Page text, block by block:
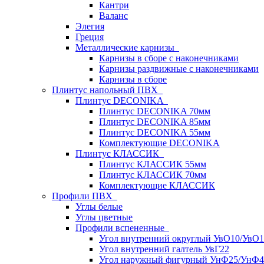
Кантри
Валанс
Элегия
Греция
Металлические карнизы
Карнизы в сборе с наконечниками
Карнизы раздвижные с наконечниками
Карнизы в сборе
Плинтус напольный ПВХ
Плинтус DECONIKA
Плинтус DECONIKA 70мм
Плинтус DECONIKA 85мм
Плинтус DECONIKA 55мм
Комплектующие DECONIKA
Плинтус КЛАССИК
Плинтус КЛАССИК 55мм
Плинтус КЛАССИК 70мм
Комплектующие КЛАССИК
Профили ПВХ
Углы белые
Углы цветные
Профили вспененные
Угол внутренний округлый УвО10/
Угол внутренний галтель УвГ22
Угол наружный фигурный УнФ25/